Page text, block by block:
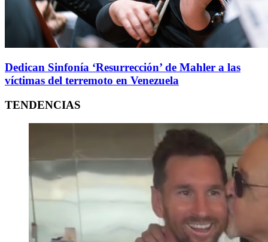
Dedican Sinfonía ‘Resurrección’ de Mahler a las
víctimas del terremoto en Venezuela
TENDENCIAS